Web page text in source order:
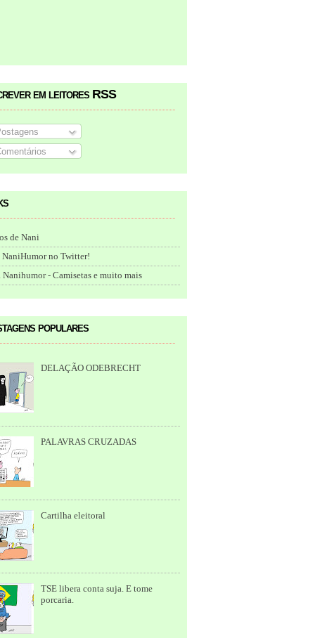
em leitores RSS
de Nani
NaniHumor no Twitter!
- Camisetas e muito mais
populares
DELAÇÃO ODEBRECHT
PALAVRAS CRUZADAS
Cartilha eleitoral
TSE libera conta suja. E tome
porcaria.